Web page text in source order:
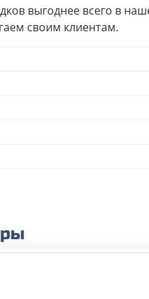
выгоднее всего в
своим клиентам.